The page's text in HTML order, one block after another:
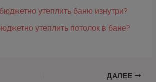
утеплить баню изнутри?
утеплить потолок в бане?
ДАЛЕЕ